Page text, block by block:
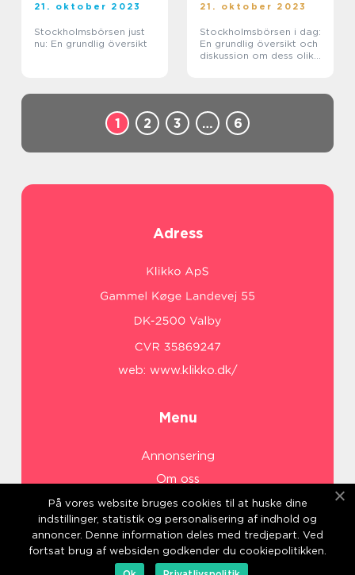
21. oktober 2023
Stockholmsbörsen just
nu: En grundlig översikt
21. oktober 2023
Stockholmsbörsen i dag:
En grundlig översikt och
diskussion om dess olika
1 2 3 … 6
Adress
web: www.klikko.dk/
Menu
Annonsering
Om oss
Cookies
Kontakta oss
Sitemap
På vores website bruges cookies til at huske dine
indstillinger, statistik og personalisering af indhold og
annoncer. Denne information deles med tredjepart. Ved
fortsat brug af websiden godkender du cookiepolitikken.